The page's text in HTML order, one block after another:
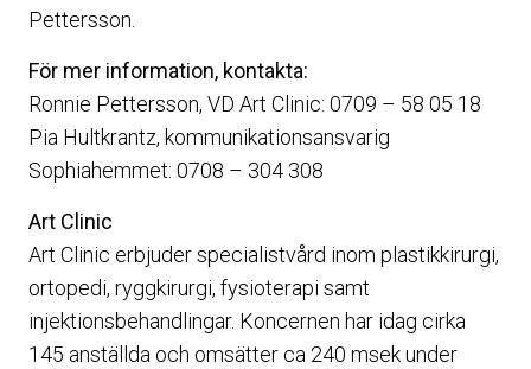
Pettersson.
För mer information, kontakta:
Ronnie Pettersson, VD Art Clinic: 0709 – 58 05 18
Pia Hultkrantz, kommunikationsansvarig
Sophiahemmet: 0708 – 304 308
Art Clinic
Art Clinic erbjuder specialistvård inom plastikkirurgi,
ortopedi, ryggkirurgi, fysioterapi samt
injektionsbehandlingar. Koncernen har idag cirka
145 anställda och omsätter ca 240 msek under